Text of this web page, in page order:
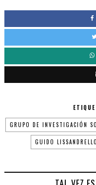
GRUPO DE INVESTIGACIÓN
GUIDO LISSANDRELLO